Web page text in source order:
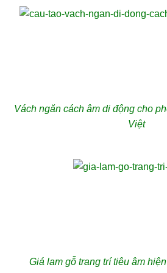
Vách ngăn cách âm di động cho
Việt
Giá lam gỗ trang trí tiêu âm